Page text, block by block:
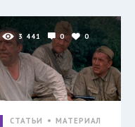
3 441 0 0
СТАТЬИ МАТЕРИАЛ